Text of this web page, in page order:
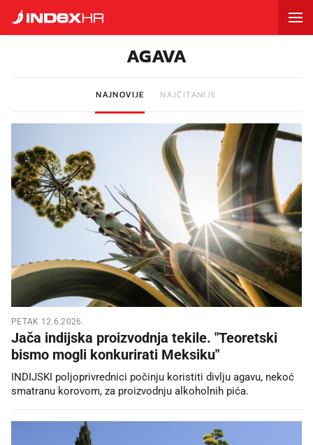
AGAVA
NAJNOVIJE NAJČITANIJE
PETAK 12.6.2026.
Jača indijska proizvodnja tekile. "Teoretski
bismo mogli konkurirati Meksiku"
INDIJSKI poljoprivrednici počinju koristiti divlju agavu, nekoć
smatranu korovom, za proizvodnju alkoholnih pića.